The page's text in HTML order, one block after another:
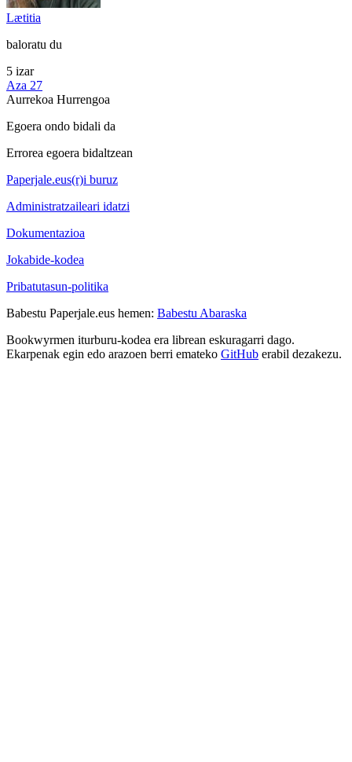
Lætitia
baloratu du
5 izar
Aza 27
Aurrekoa Hurrengoa
Egoera ondo bidali da
Errorea egoera bidaltzean
Paperjale.eus(r)i buruz
Administratzaileari idatzi
Dokumentazioa
Jokabide-kodea
Pribatutasun-politika
Babestu Paperjale.eus hemen: Babestu Abaraska
Bookwyrmen iturburu-kodea era librean eskuragarri dago.
Ekarpenak egin edo arazoen berri emateko GitHub erabil dezakezu.